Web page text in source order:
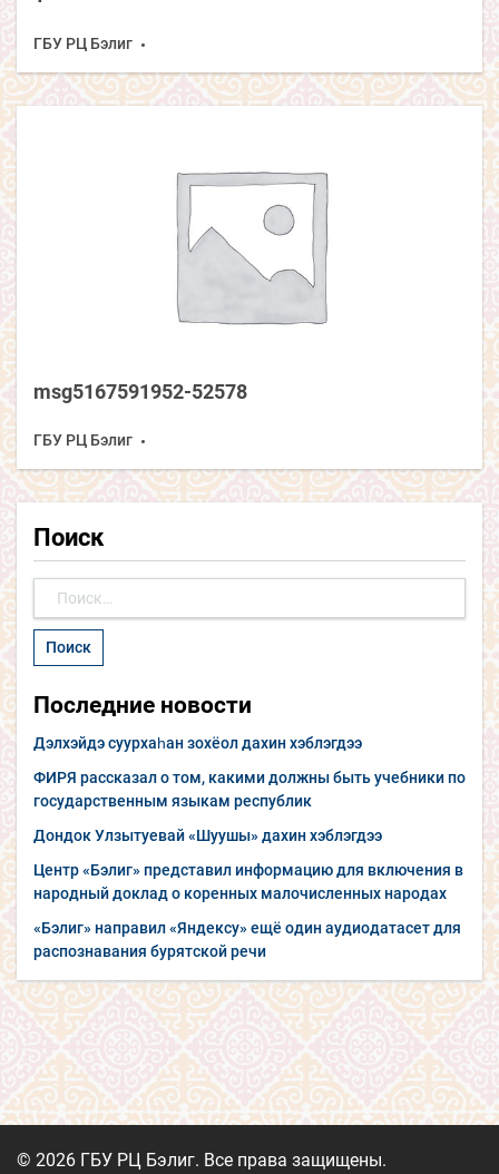
ГБУ РЦ Бэлиг
msg5167591952-52578
ГБУ РЦ Бэлиг
Поиск
Последние новости
Дэлхэйдэ суурхаһан зохёол дахин хэблэгдээ
ФИРЯ рассказал о том, какими должны быть учебники по
государственным языкам республик
Дондок Улзытуевай «Шуушы» дахин хэблэгдээ
Центр «Бэлиг» представил информацию для включения в
народный доклад о коренных малочисленных народах
«Бэлиг» направил «Яндексу» ещё один аудиодатасет для
распознавания бурятской речи
© 2026 ГБУ РЦ Бэлиг. Все права защищены.